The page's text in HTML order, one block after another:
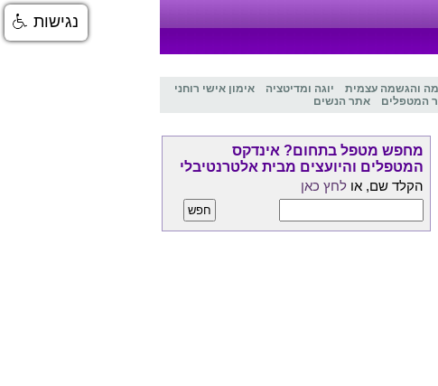
והגשמה עצמית יוגה ומדיטציה
אימון אישי רוחני
המטפלים אתר הנשים
מחפש מטפל בתחום? אינדקס
המטפלים והיועצים מבית אלטרנטיבלי
הקלד שם, או לחץ כאן
נגישות